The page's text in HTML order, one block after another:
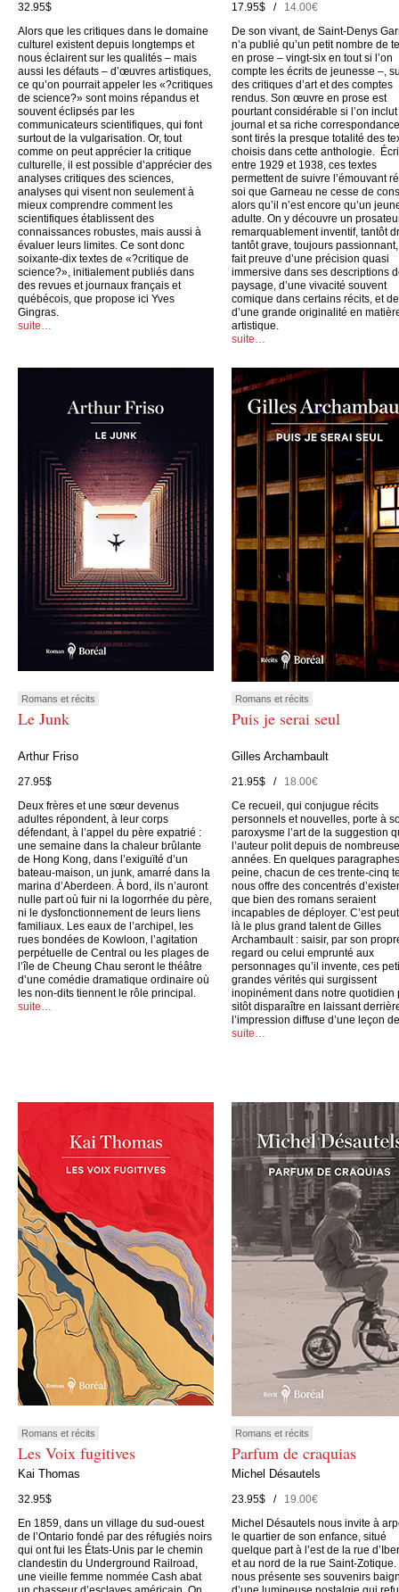
32.95$
Alors que les critiques dans le domaine
culturel existent depuis longtemps et
nous éclairent sur les qualités – mais
aussi les défauts – d’œuvres artistiques,
ce qu’on pourrait appeler les «?critiques
de science?» sont moins répandus et
souvent éclipsés par les
communicateurs scientifiques, qui font
surtout de la vulgarisation. Or, tout
comme on peut apprécier la critique
culturelle, il est possible d’apprécier des
analyses critiques des sciences,
analyses qui visent non seulement à
mieux comprendre comment les
scientifiques établissent des
connaissances robustes, mais aussi à
évaluer leurs limites. Ce sont donc
soixante-dix textes de «?critique de
science?», initialement publiés dans
des revues et journaux français et
québécois, que propose ici Yves
Gingras.
suite…
17.95$ /14.00€
De son vivant, de Saint-Denys
n’a publié qu’un petit nombre de
en prose – vingt-six en tout si l’on
compte les écrits de jeunesse –,
des critiques d’art et des comptes
rendus. Son œuvre en prose est
pourtant considérable si l’on
journal et sa riche
sont tirés la presque totalité des
choisis dans cette anthologie.
entre 1929 et 1938, ces textes
permettent de suivre l’émouvant
soi que Garneau ne cesse de
alors qu’il n’est encore qu’un
adulte. On y découvre un
remarquablement inventif, tantôt
tantôt grave, toujours
fait preuve d’une précision quasi
immersive dans ses descriptions
paysage, d’une vivacité souvent
comique dans certains récits, et
d’une grande originalité en
artistique.
suite…
Romans et récits
Le Junk
Arthur Friso
27.95$
Deux frères et une sœur devenus
adultes répondent, à leur corps
défendant, à l’appel du père expatrié :
une semaine dans la chaleur brûlante
de Hong Kong, dans l’exiguïté d’un
bateau-maison, un junk, amarré dans la
marina d’Aberdeen. À bord, ils n’auront
nulle part où fuir ni la logorrhée du père,
ni le dysfonctionnement de leurs liens
familiaux. Les eaux de l’archipel, les
rues bondées de Kowloon, l’agitation
perpétuelle de Central ou les plages de
l’île de Cheung Chau seront le théâtre
d’une comédie dramatique ordinaire où
les non-dits tiennent le rôle principal.
suite…
Romans et récits
Puis je serai seul
Gilles Archambault
21.95$ /18.00€
Ce recueil, qui conjugue récits
personnels et nouvelles, porte à
paroxysme l’art de la suggestion
l’auteur polit depuis de
années. En quelques
peine, chacun de ces trente-cinq
nous offre des concentrés
que bien des romans seraient
incapables de déployer. C’est
là le plus grand talent de Gilles
Archambault : saisir, par son
regard ou celui emprunté aux
personnages qu’il invente, ces
grandes vérités qui surgissent
inopinément dans notre quotidien
sitôt disparaître en laissant
l’impression diffuse d’une leçon
suite…
Romans et récits
Les Voix fugitives
Kai Thomas
32.95$
En 1859, dans un village du sud-ouest
de l’Ontario fondé par des réfugiés noirs
qui ont fui les États-Unis par le chemin
clandestin du Underground Railroad,
une vieille femme nommée Cash abat
Romans et récits
Parfum de craquias
Michel Désautels
23.95$ /19.00€
Michel Désautels nous invite à
le quartier de son enfance, situé
quelque part à l’est de la rue
et au nord de la rue Saint-Zotique.
nous présente ses souvenirs